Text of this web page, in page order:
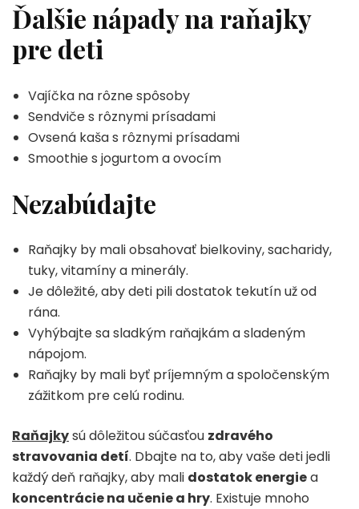
Ďalšie nápady na raňajky
pre deti
Vajíčka na rôzne spôsoby
Sendviče s rôznymi prísadami
Ovsená kaša s rôznymi prísadami
Smoothie s jogurtom a ovocím
Nezabúdajte
Raňajky by mali obsahovať bielkoviny, sacharidy,
tuky, vitamíny a minerály.
Je dôležité, aby deti pili dostatok tekutín už od
rána.
Vyhýbajte sa sladkým raňajkám a sladeným
nápojom.
Raňajky by mali byť príjemným a spoločenským
zážitkom pre celú rodinu.
Raňajkysú dôležitou súčasťou zdravého
stravovania detí. Dbajte na to, aby vaše deti jedli
každý deň raňajky, aby mali dostatok energiea
koncentrácie na učenie a hry. Existuje mnoho